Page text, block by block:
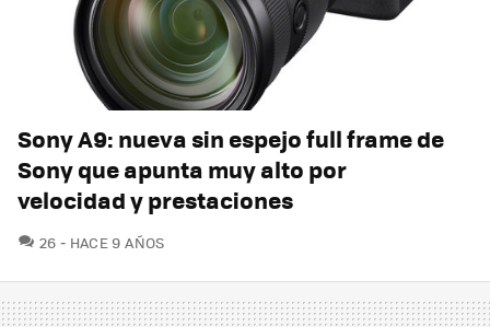
Sony A9: nueva sin espejo full frame de
Sony que apunta muy alto por
velocidad y prestaciones
26 COMENTARIOS
HACE 9 AÑOS